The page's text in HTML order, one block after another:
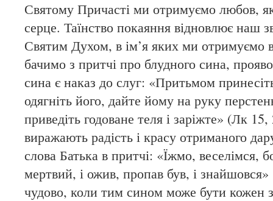
Святому Причасті ми отримуємо любов,
серце. Таїнство покаяння відновлює наш
Святим Духом, в ім’я яких ми отримуємо
бачимо з притчі про блудного сина,
сина є наказ до слуг: «Притьмом
одягніть його, дайте йому на руку
приведіть годоване теля і заріжте» (Лк
виражають радість і красу отриманого
слова Батька в притчі: «Їжмо, веселімся,
мертвий, і ожив, пропав був, і
чудово, коли тим сином може бути кожен